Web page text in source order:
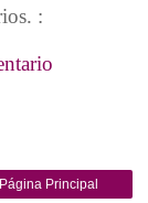
:
Página Principal